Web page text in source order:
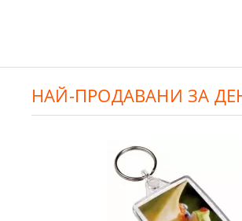
НАЙ-ПРОДАВАНИ ЗА